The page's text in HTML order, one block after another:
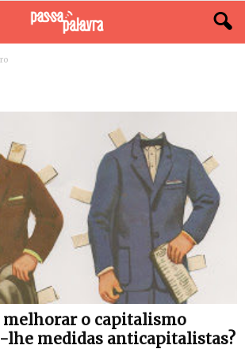
melhorar o capitalismo
medidas anticapitalistas?